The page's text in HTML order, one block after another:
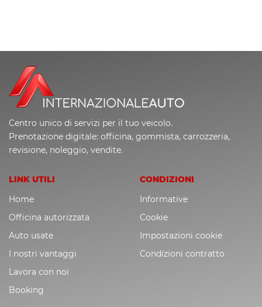
Centro unico di servizi per il tuo veicolo.
Prenotazione digitale: officina, gommista, carrozzeria,
revisione, noleggio, vendite.
LINK UTILI
Home
Officina autorizzata
Auto usate
I nostri vantaggi
Lavora con noi
Booking
CONDIZIONI
Informative
Cookie
Impostazioni cookie
Condizioni contratto